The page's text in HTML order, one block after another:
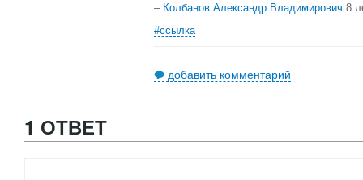
– Колбанов Александр Владимирович 8
#ссылка
добавить комментарий
1 ОТВЕТ